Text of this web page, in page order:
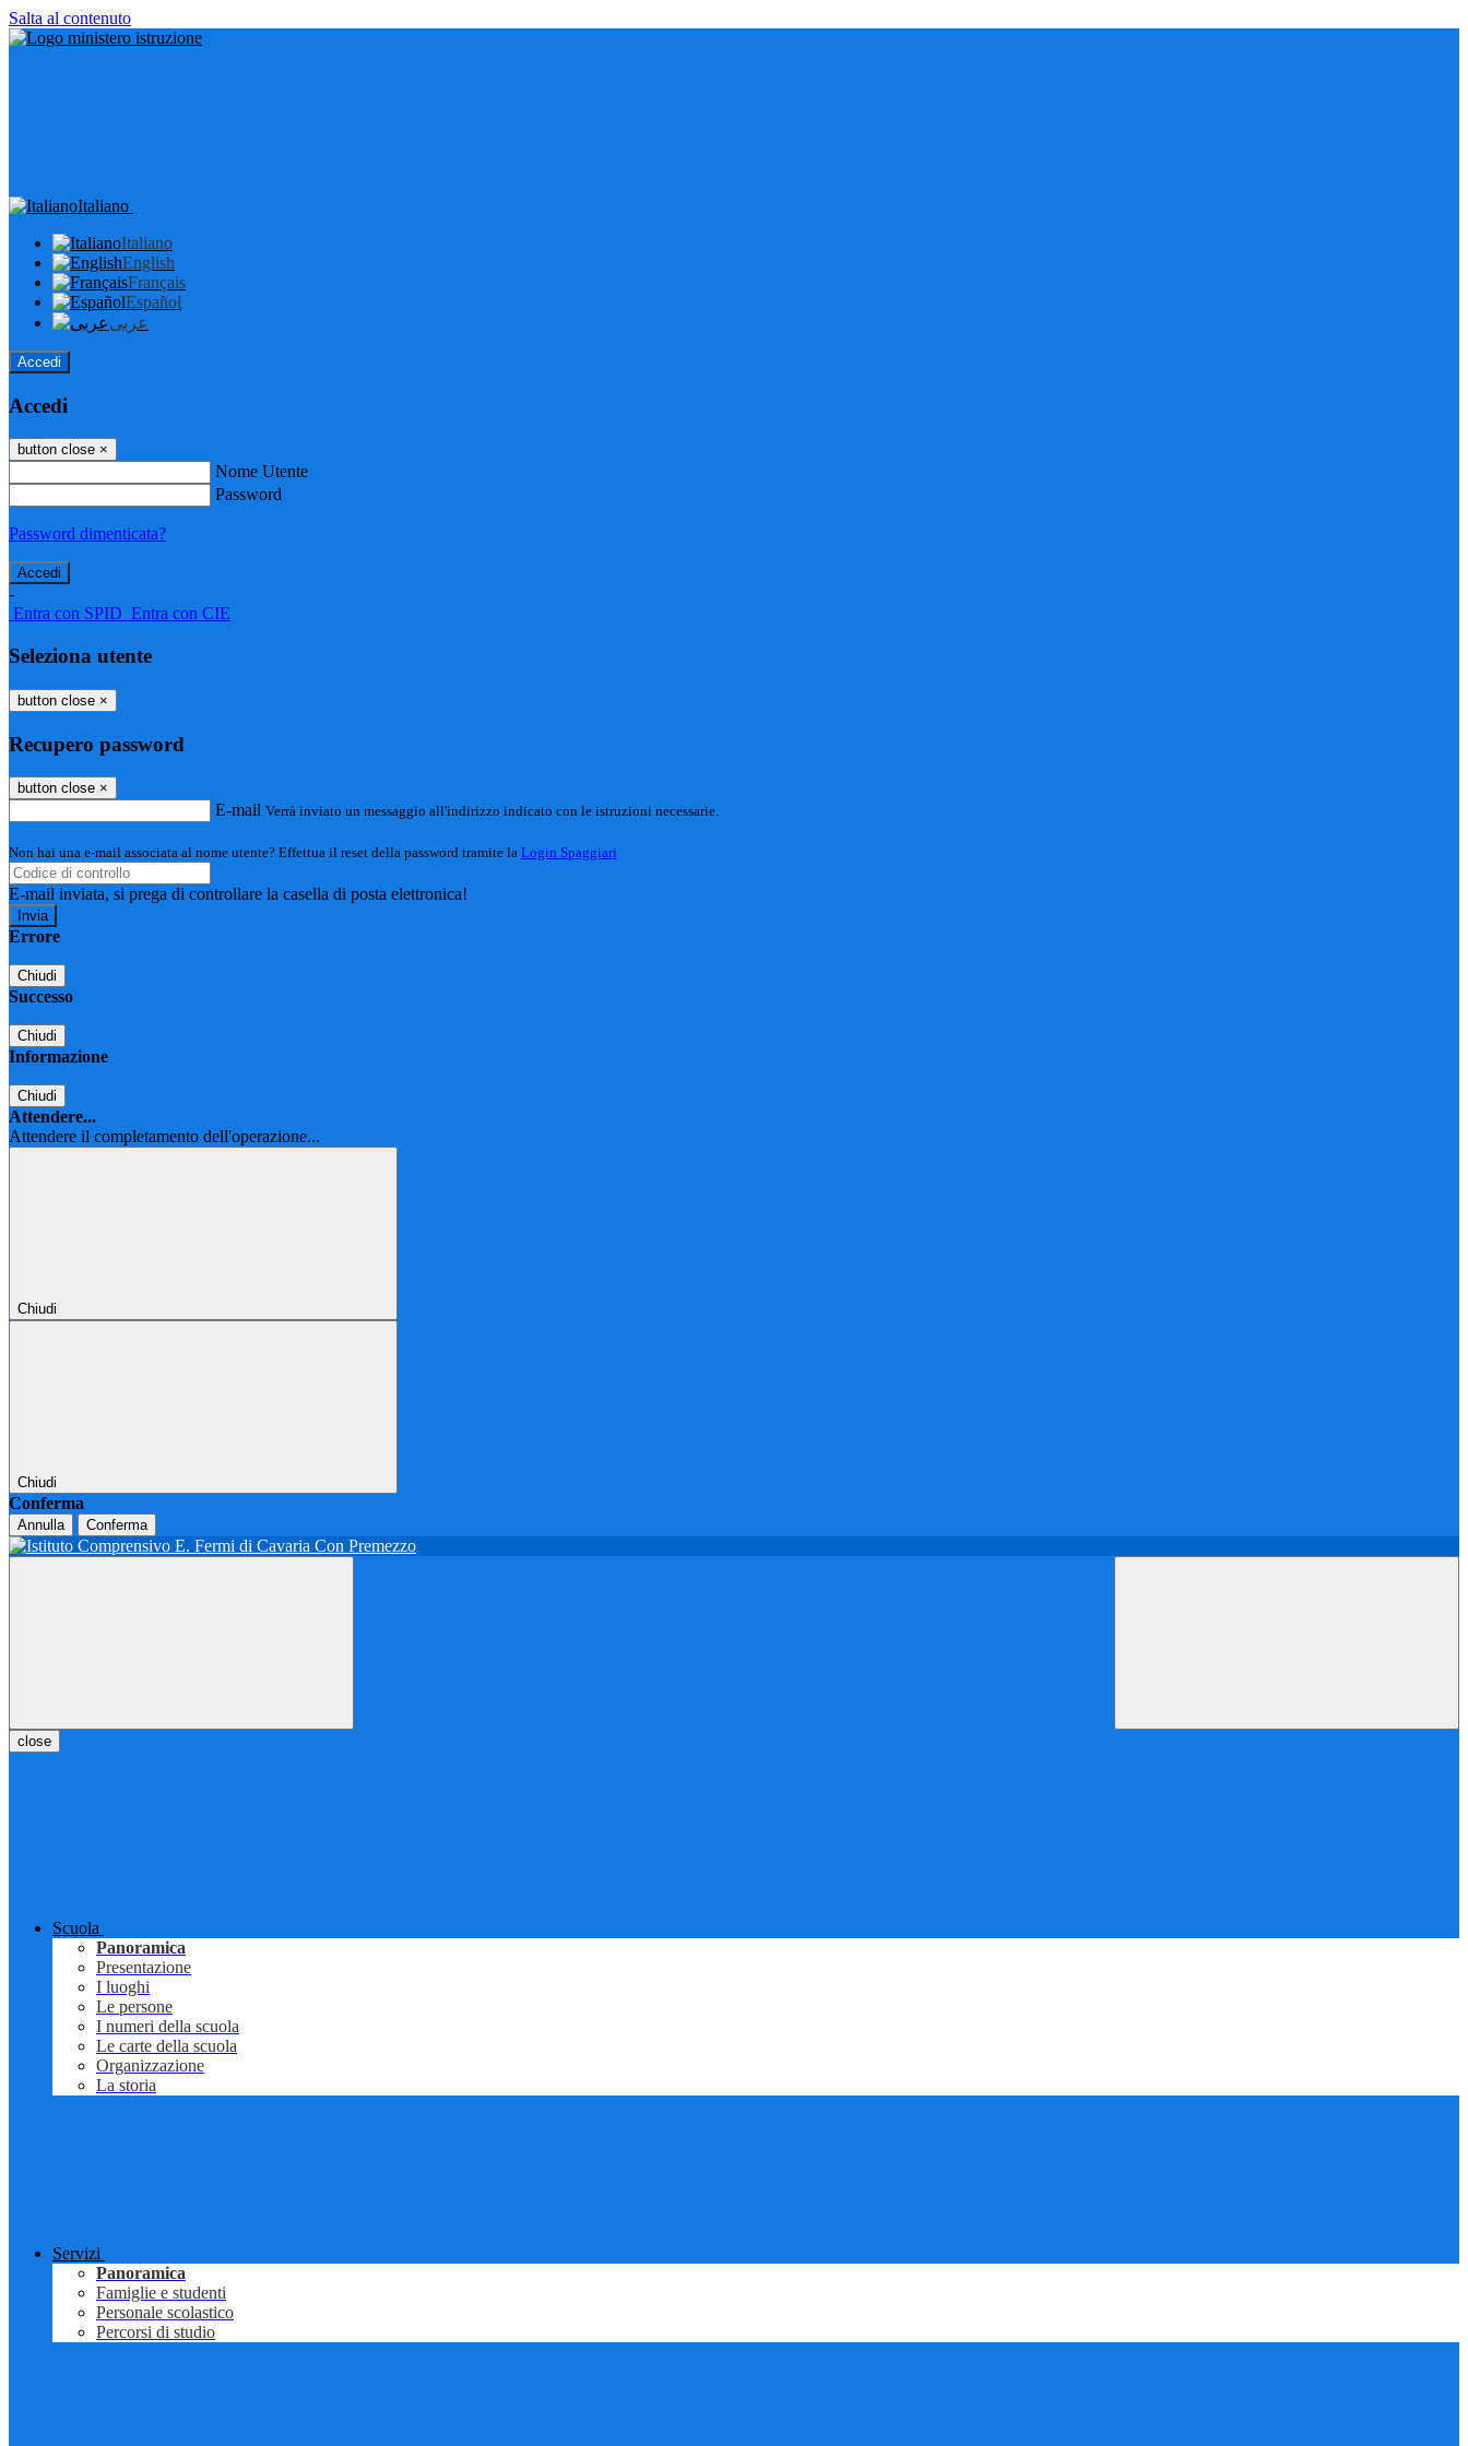
Salta al contenuto
Italiano
Italiano
English
Français
Español
عربى
Accedi
Accedi
button close ×
Nome Utente
Password
Password dimenticata?
-
Entra con SPID Entra con CIE
Seleziona utente
button close ×
Recupero password
button close ×
E-mail Verrà inviato un messaggio all'indirizzo indicato con le istruzioni necessarie.
Non hai una e-mail associata al nome utente? Effettua il reset della password tramite la Login Spaggiari
E-mail inviata, si prega di controllare la casella di posta elettronica!
Errore
Chiudi
Successo
Chiudi
Informazione
Chiudi
Attendere...
Attendere il completamento dell'operazione...
Chiudi
Chiudi
Conferma
Annulla Conferma
close
Scuola
Panoramica
Presentazione
I luoghi
Le persone
I numeri della scuola
Le carte della scuola
Organizzazione
La storia
Servizi
Panoramica
Famiglie e studenti
Personale scolastico
Percorsi di studio